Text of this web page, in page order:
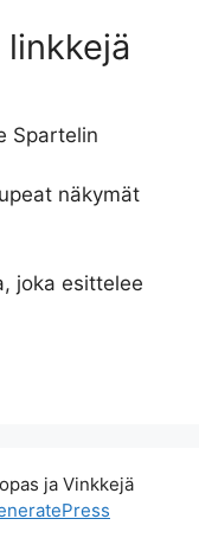
Spartelin
näkymät
joka esittelee
ja Vinkkejä